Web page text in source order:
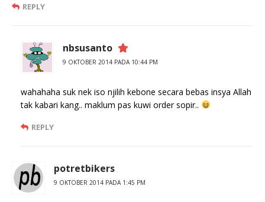
REPLY
nbsusanto
9 OKTOBER 2014 PADA 10:44 PM
wahahaha suk nek iso njilih kebone secara bebas insya Allah
tak kabari kang.. maklum pas kuwi order sopir..
REPLY
potretbikers
9 OKTOBER 2014 PADA 1:45 PM